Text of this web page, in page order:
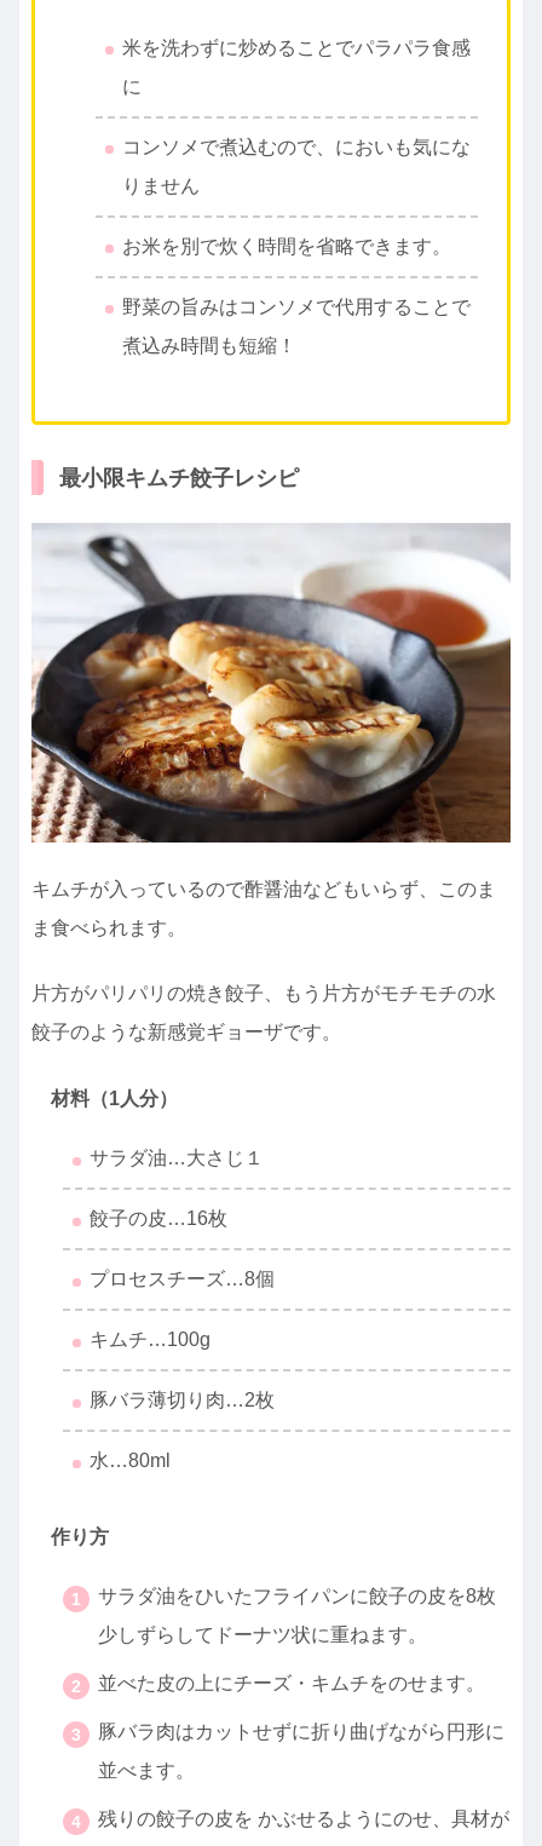
米を洗わずに炒めることでパラパラ食感
に
コンソメで煮込むので、においも気にな
りません
お米を別で炊く時間を省略できます。
野菜の旨みはコンソメで代用することで
煮込み時間も短縮！
最小限キムチ餃子レシピ
キムチが入っているので酢醤油などもいらず、このま
ま食べられます。
片方がパリパリの焼き餃子、もう片方がモチモチの水
餃子のような新感覚ギョーザです。
材料（1人分）
サラダ油…大さじ１
餃子の皮…16枚
プロセスチーズ…8個
キムチ…100g
豚バラ薄切り肉…2枚
水…80ml
作り方
サラダ油をひいたフライパンに餃子の皮を8枚
少しずらしてドーナツ状に重ねます。
並べた皮の上にチーズ・キムチをのせます。
豚バラ肉はカットせずに折り曲げながら円形に
並べます。
残りの餃子の皮を かぶせるようにのせ、具材が